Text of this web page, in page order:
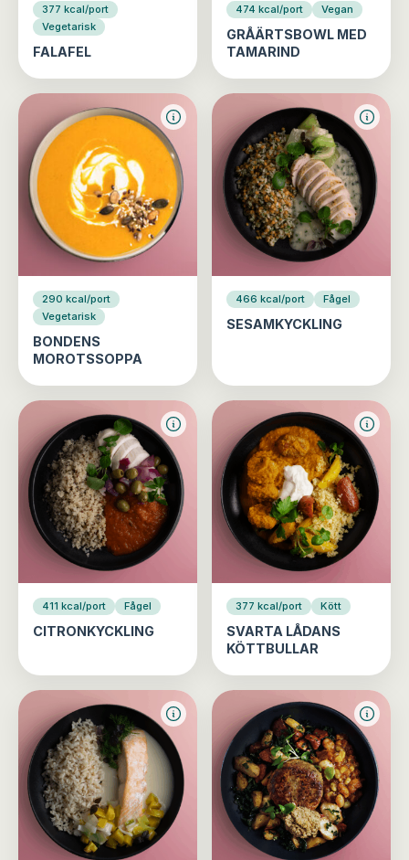
377 kcal/port
Vegetarisk
FALAFEL
474 kcal/port Vegan
GRÅÄRTSBOWL MED
TAMARIND
290 kcal/port
Vegetarisk
BONDENS
MOROTSSOPPA
466 kcal/port Fågel
SESAMKYCKLING
411 kcal/port Fågel
CITRONKYCKLING
377 kcal/port Kött
SVARTA LÅDANS
KÖTTBULLAR